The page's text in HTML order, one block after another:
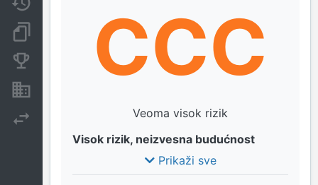
Dokumenti i objave
Konkurentske kompanije
CCC
Veoma visok rizik
Visok rizik, neizvesna budućnost
Prikaži sve